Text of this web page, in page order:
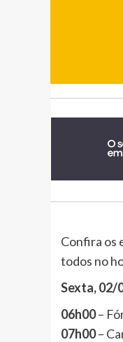
Confira os
todos no
Sexta, 02/
06h00–
07h00–